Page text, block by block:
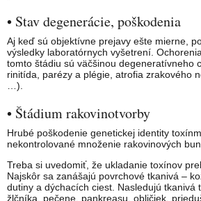
• Stav degenerácie, poškodenia
Aj keď sú objektívne prejavy ešte mierne,
výsledky laboratórnych vyšetrení.
tomto štádiu sú väčšinou degeneratívneho
rinitída, parézy a plégie, atrofia zrakového
…).
• Štádium rakovinotvorby
Hrubé poškodenie genetickej identity
nekontrolované množenie rakovinových
Treba si uvedomiť, že ukladanie toxínov
Najskôr sa zanášajú povrchové tkanivá –
dutiny a dýchacích ciest. Nasledujú tkanivá
žlčníka, pečene, pankreasu, obličiek,